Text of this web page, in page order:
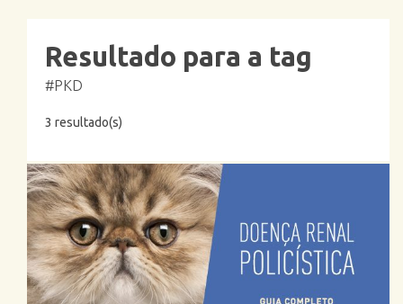
Resultado para a tag
#PKD
3 resultado(s)